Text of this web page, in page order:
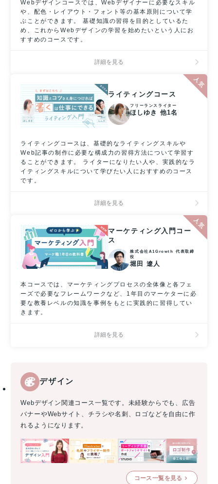
Webデザインコースでは、Webデザイナーに必要なスキル
や、配色・レイアウト・フォント等の基本原則について学
ぶことができます。 基礎知識の習得を目的としているた
め、これからWebデザインの学習を始めたいという人にお
すすめのコースです。
詳細を見る
ライティングコース
フリーランスライター
ほしゆき 他1名
ライティングコースは、基礎的なライティングスキルや
Web記事の制作に必要な構成力の習得方法について学習す
ることができます。 ライターになりたい人や、実践的なラ
イティングスキルについて学びたい人におすすめのコース
です。
詳細を見る
マーケティング入門コー
ス
株式会社A1Growth 代表取締
役
堀田 遼人
本コースでは、マーケティングプロセスの全体像と各フェ
ーズで必要なフレームワークなど、1年目のマーケターに必
要な教養レベルの知識を事例をもとに実践的に習得してい
きます。
詳細を見る
デザイン
Webデザイン関連コース一覧です。未経験からでも、広告
バナーやWebサイト、チラシや名刺、ロゴなどを自由に作
れるようになります。
コース一覧を見る